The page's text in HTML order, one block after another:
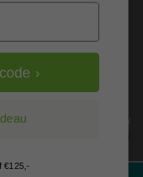
zijn in EURO en excl. 21% BTW
›
€125,-